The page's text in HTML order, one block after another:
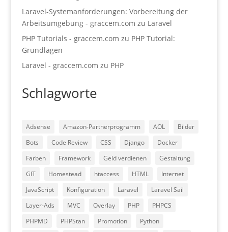
Laravel-Systemanforderungen: Vorbereitung der
Arbeitsumgebung - graccem.com zu Laravel
PHP Tutorials - graccem.com zu PHP Tutorial:
Grundlagen
Laravel - graccem.com zu PHP
Schlagworte
Adsense Amazon-Partnerprogramm AOL
Bilder
Bots
Code Review CSS Django
Docker
Farben
Framework Geld verdienen
Gestaltung
GIT
Homestead htaccess HTML
Internet
JavaScript
Konfiguration Laravel
Laravel Sail
Layer-Ads
MVC Overlay PHP
PHPCS
PHPMD
PHPStan Promotion
Python